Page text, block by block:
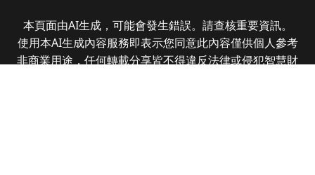
本頁面由AI生成，可能會發生錯誤。請查核重要資訊。
使用本AI生成內容服務即表示您同意此內容僅供個人參考
非商業用途，任何轉載分享皆不得違反法律或侵犯智慧財